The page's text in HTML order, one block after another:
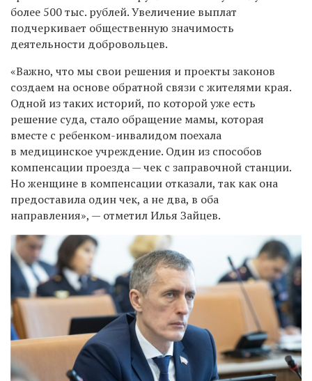
более 500 тыс. рублей. Увеличение выплат
подчеркивает общественную значимость
деятельности добровольцев.
«Важно, что мы свои решения и проекты законов
создаем на основе обратной связи с жителями края.
Одной из таких историй, по которой уже есть
решение суда, стало обращение мамы, которая
вместе с ребенком-инвалидом поехала
в медицинское учреждение. Один из способов
компенсации проезда — чек с заправочной станции.
Но женщине в компенсации отказали, так как она
предоставила один чек, а не два, в оба
направления», — отметил Илья Зайцев.